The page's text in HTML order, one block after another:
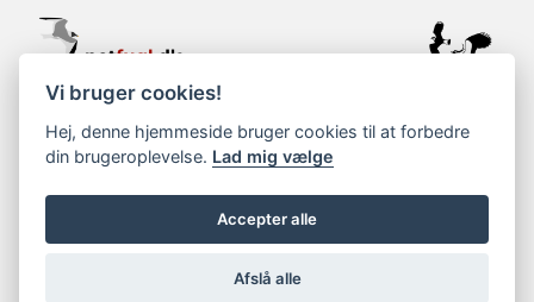
support@netfugl.dk
copyright © 2002-2023
Vi bruger cookies!
Hej, denne hjemmeside bruger cookies til at forbedre
din brugeroplevelse. Lad mig vælge
Accepter alle
Afslå alle